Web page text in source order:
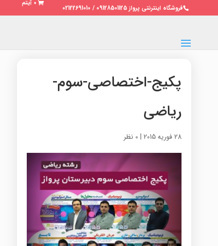
فروشگاه اینترنتی پرواز 09128501125 / 02122691010
0 آیتم
پکیج-اختصاصی-سوم-
ریاضی
28 فوریه 2015 | 0 نظر